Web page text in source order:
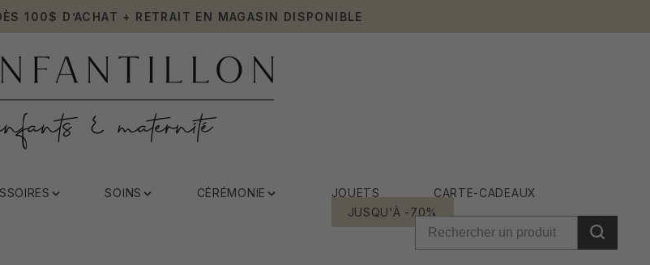
100$ D’ACHAT + RETRAIT EN MAGASIN DISPONIBLE
SOINS CÉRÉMONIE JOUETS
CARTE-CADEAUX
JUSQU'À -70%